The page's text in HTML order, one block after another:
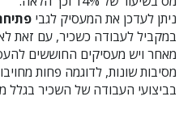
ניתן לעדכן את המעסיק לגבי
במקביל לעבודה כשכיר, עם זאת
מאחר ויש מעסיקים החוששים
מסיבות שונות, לדוגמה פחות
בביצועי העבודה של השכיר בגלל